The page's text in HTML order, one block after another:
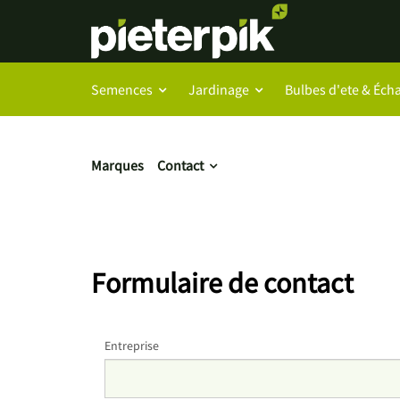
Semences Jardinage Bulbes d'ete &
Marques Contact
Formulaire de contact
Entreprise